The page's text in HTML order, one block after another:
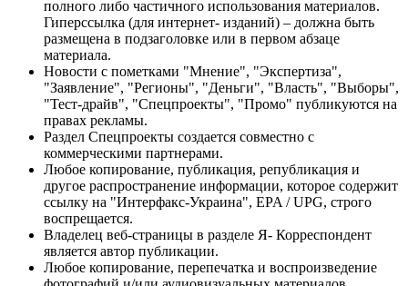
полного либо частичного использования материалов.
Гиперссылка (для интернет- изданий) – должна быть
размещена в подзаголовке или в первом абзаце
материала.
Новости с пометками "Мнение", "Экспертиза",
"Заявление", "Регионы", "Деньги", "Власть", "Выборы",
"Тест-драйв", "Спецпроекты", "Промо" публикуются на
правах рекламы.
Раздел Спецпроекты создается совместно с
коммерческими партнерами.
Любое копирование, публикация, републикация и
другое распространение информации, которое содержит
ссылку на "Интерфакс-Украина", EPA / UPG, строго
воспрещается.
Владелец веб-страницы в разделе Я- Корреспондент
является автор публикации.
Любое копирование, перепечатка и воспроизведение